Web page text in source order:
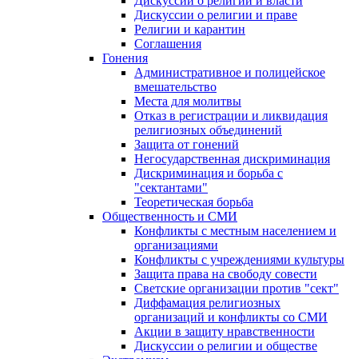
Дискуссии о религии и праве
Религии и карантин
Соглашения
Гонения
Административное и полицейское
вмешательство
Места для молитвы
Отказ в регистрации и ликвидация
религиозных объединений
Защита от гонений
Негосударственная дискриминация
Дискриминация и борьба с
"сектантами"
Теоретическая борьба
Общественность и СМИ
Конфликты с местным населением и
организациями
Конфликты с учреждениями культуры
Защита права на свободу совести
Светские организации против "сект"
Диффамация религиозных
организаций и конфликты со СМИ
Акции в защиту нравственности
Дискуссии о религии и обществе